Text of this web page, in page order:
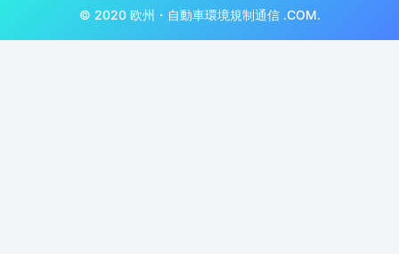
© 2020 欧州・自動車環境規制通信 .COM.